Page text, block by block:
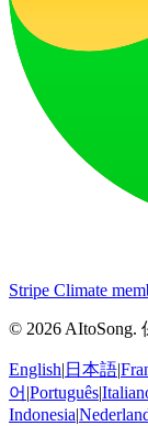
Stripe Climate
© 2026 AItoSong.
English| 日本語|
어 |Português|
Indonesia|